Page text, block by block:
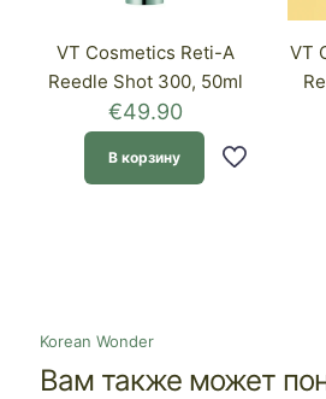
VT Cosmetics Reti-A
Reedle Shot 300, 50ml
€49.90
В корзину
VT
Korean Wonder
Вам также может